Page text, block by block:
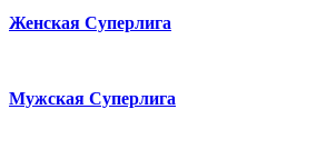
Женская Суперлига
Мужская Суперлига